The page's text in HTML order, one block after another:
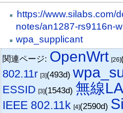
https://www.silabs.com/
notes/an1287-rs9116n-
wpa_supplicant
関連ページ: OpenWrt [26]
802.11r [3](493d)
ESSID [3](1543d) 無線
IEEE 802.11k [4](2590d)